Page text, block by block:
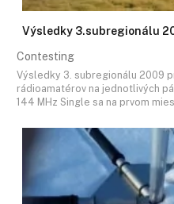
Výsledky 3.subregionálu
Contesting
Výsledky 3. subregionálu 2009
rádioamatérov na jednotlivých
144 MHz Single sa na prvom